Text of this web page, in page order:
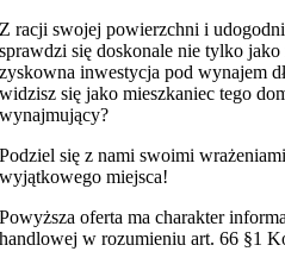
Z racji swojej powierzchni i
sprawdzi się doskonale nie tylko
zyskowna inwestycja pod wynajem
widzisz się jako mieszkaniec tego
wynajmujący?
Podziel się z nami swoimi
wyjątkowego miejsca!
Powyższa oferta ma charakter
handlowej w rozumieniu art. 66 §1